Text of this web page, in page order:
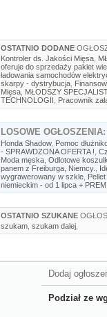
OSTATNIO DODANE
Kontroler ds. Jakości Mięsa
oferuje do sprzedaży pakiet
ładowania samochodów
skarpy - dystrybucja
Mięsa MŁODSZY
TECHNOLOGII
Pracownik
LOSOWE OGŁOSZENIA:
Honda Shadow, Pomoc
- SPRAWDZONA OFERTA !
Moda męska Odlotowe
panem z Freiburga, Niemcy.
wygrawerowany w szkle
niemieckim - od 1 lipca +
OSTATNIO SZUKANE
szukam szukam dalej
Dodaj
Podział ze